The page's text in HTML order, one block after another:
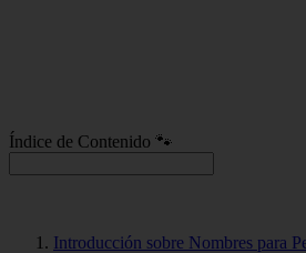
Índice de Contenido 🐾
Introducción sobre Nombres para